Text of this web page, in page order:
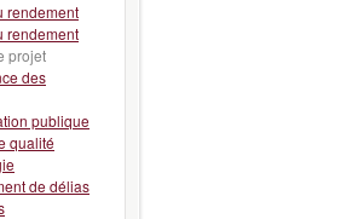
rendement
rendement
projet
des
publique
qualité
de délias